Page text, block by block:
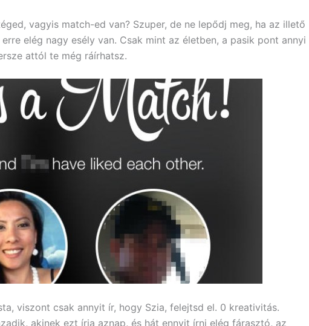
vagyis match-ed van? Szuper, de ne lepődj meg, ha az illető
elég nagy esély van. Csak mint az életben, a pasik pont annyi
attól te még ráírhatsz.
viszont csak annyit ír, hogy Szia, felejtsd el. 0 kreativitás.
akinek ezt írja aznap, és hát ennyit írni elég fárasztó, az